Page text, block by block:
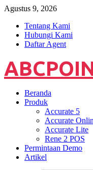
Agustus 9, 2026
Tentang Kami
Hubungi Kami
Daftar Agent
Beranda
Produk
Accurate 5
Accurate
Accurate Lite
Rene 2 POS
Permintaan Demo
Artikel